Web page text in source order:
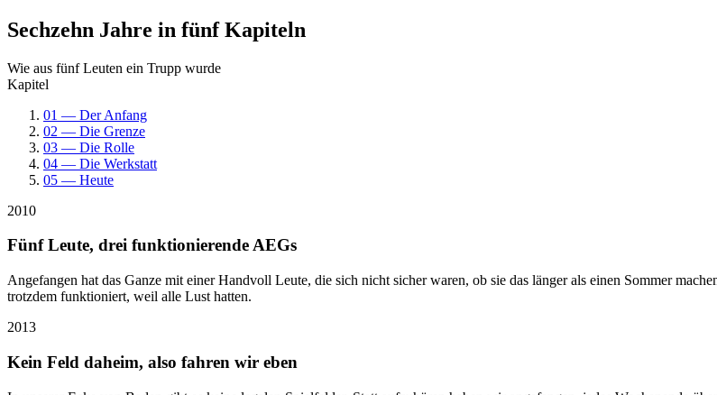
Sechzehn Jahre in fünf Kapiteln
Wie aus fünf Leuten ein Trupp wurde
Kapitel
01 — Der Anfang
02 — Die Grenze
03 — Die Rolle
04 — Die Werkstatt
05 — Heute
2010
Fünf Leute, drei funktionierende AEGs
Angefangen hat das Ganze mit einer Handvoll Leute, die sich nicht sicher waren, ob sie das länger als einen Sommer
trotzdem funktioniert, weil alle Lust hatten.
2013
Kein Feld daheim, also fahren wir eben